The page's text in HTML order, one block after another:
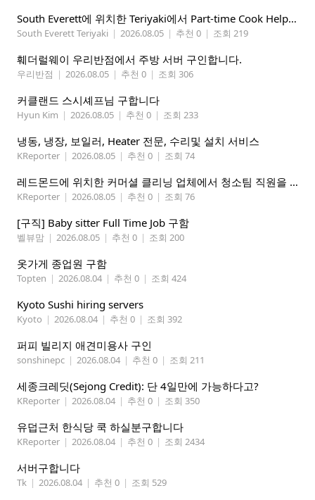
South Everett에 위치한 Teriyaki에서 Part-time Cook Helper 구합니다. Mon-Sat, 4:00 pm-8:30 pm
South Everett Teriyaki | 2026.08.05 | 추천 0 | 조회 219
훼더럴웨이 우리반점에서 주방 서버 구인합니다.
우리반점 | 2026.08.05 | 추천 0 | 조회 306
커클랜드 스시셰프님 구합니다
Hyun Kim | 2026.08.05 | 추천 0 | 조회 233
냉동, 냉장, 보일러, Heater 전문, 수리및 설치 서비스
KReporter | 2026.08.05 | 추천 0 | 조회 74
레드몬드에 위치한 커머셜 클리닝 업체에서 청소팀 직원을 모집합니다.
KReporter | 2026.08.05 | 추천 0 | 조회 76
[구직] Baby sitter Full Time Job 구함
벨뷰맘 | 2026.08.05 | 추천 0 | 조회 200
옷가게 종업원 구함
Topten | 2026.08.04 | 추천 0 | 조회 424
Kyoto Sushi hiring servers
Kyoto | 2026.08.04 | 추천 0 | 조회 392
퍼피 빌리지 애견미용사 구인
sonshinepc | 2026.08.04 | 추천 0 | 조회 211
세종크레딧(Sejong Credit): 단 4일만에 가능하다고?
KReporter | 2026.08.04 | 추천 0 | 조회 350
유덥근처 한식당 쿡 하실분구합니다
KReporter | 2026.08.04 | 추천 0 | 조회 2434
서버구합니다
Tk | 2026.08.04 | 추천 0 | 조회 529